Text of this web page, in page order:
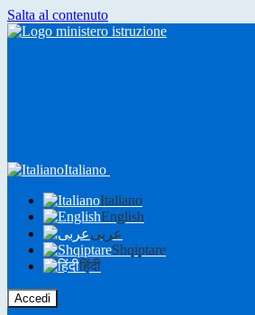
Salta al contenuto
Italiano
Italiano
English
عربى
Shqiptare
हिंदी
Accedi